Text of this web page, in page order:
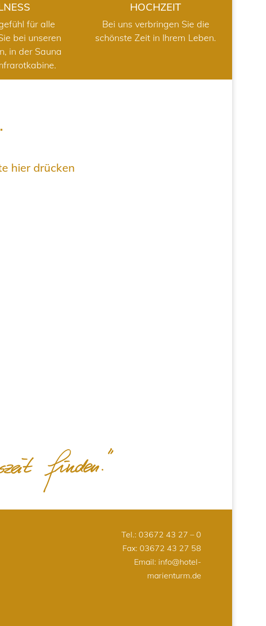
für alle
bei unseren
in der Sauna
HOCHZEIT
Bei uns verbringen Sie die
schönste Zeit in Ihrem Leben.
hier drücken
Tel.: 03672 43 27 – 0
Fax: 03672 43 27 58
Email: info@hotel-
marienturm.de